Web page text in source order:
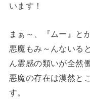
います！
まぁ～、『ムー』と
悪魔もみ～んないる
ん霊感の類いが全然
悪魔の存在は漠然と
す。